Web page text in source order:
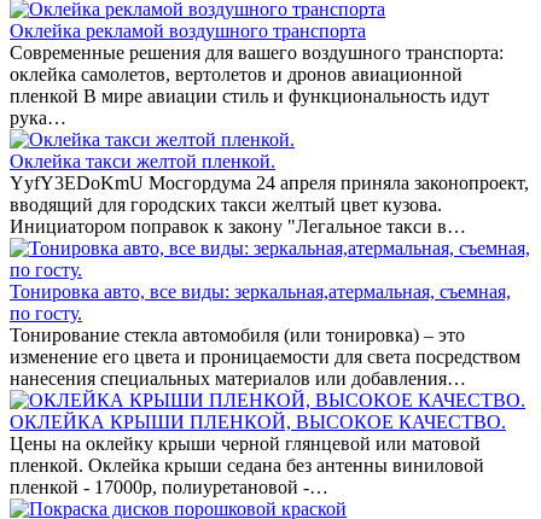
Оклейка рекламой воздушного транспорта
Современные решения для вашего воздушного транспорта:
оклейка самолетов, вертолетов и дронов авиационной
пленкой В мире авиации стиль и функциональность идут
рука…
Оклейка такси желтой пленкой.
YyfY3EDoKmU Мосгордума 24 апреля приняла законопроект,
вводящий для городских такси желтый цвет кузова.
Инициатором поправок к закону "Легальное такси в…
Тонировка авто, все виды: зеркальная,атермальная, съемная,
по госту.
Тонирование стекла автомобиля (или тонировка) – это
изменение его цвета и проницаемости для света посредством
нанесения специальных материалов или добавления…
ОКЛЕЙКА КРЫШИ ПЛЕНКОЙ, ВЫСОКОЕ КАЧЕСТВО.
Цены на оклейку крыши черной глянцевой или матовой
пленкой. Оклейка крыши седана без антенны виниловой
пленкой - 17000р, полиуретановой -…